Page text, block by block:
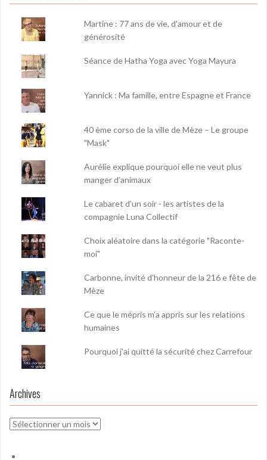
Martine : 77 ans de vie, d'amour et de
générosité
Séance de Hatha Yoga avec Yoga Mayura
Yannick : Ma famille, entre Espagne et France
40 ème corso de la ville de Mèze – Le groupe
"Mask"
Aurélie explique pourquoi elle ne veut plus
manger d’animaux
Le cabaret d'un soir - les artistes de la
compagnie Luna Collectif
Choix aléatoire dans la catégorie "Raconte-
moi"
Carbonne, invité d'honneur de la 216 e fête de
Mèze
Ce que le mépris m’a appris sur les relations
humaines
Pourquoi j'ai quitté la sécurité chez Carrefour
Archives
Archives